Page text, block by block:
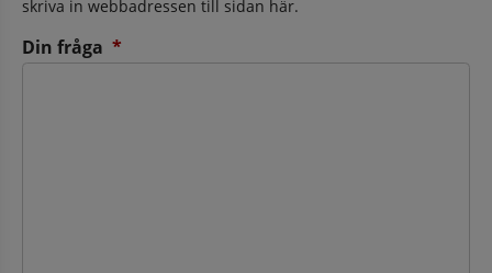
skriva in webbadressen till sidan här.
Din fråga *